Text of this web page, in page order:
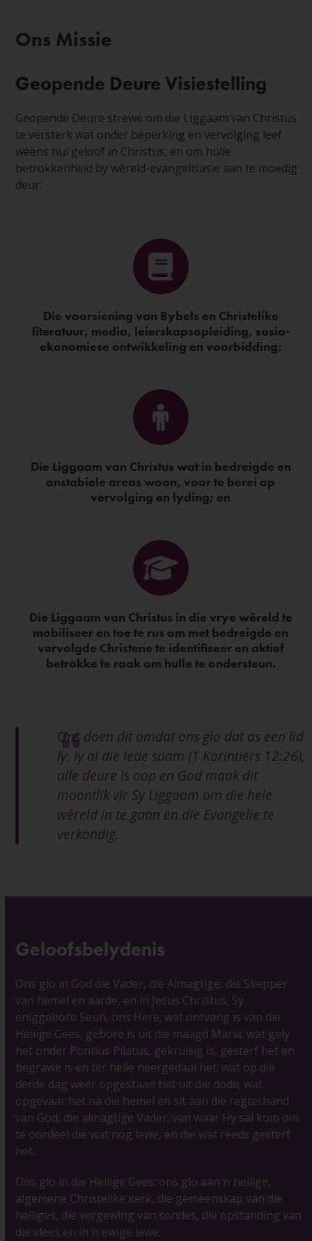
Ons Missie
Geopende Deure Visiestelling
Geopende Deure strewe om die Liggaam van Christus
te versterk wat onder beperking en vervolging leef
weens hul geloof in Christus, en om hulle
betrokkenheid by wêreld-evangelisasie aan te moedig
deur:
Die voorsiening van Bybels en Christelike
literatuur, media, leierskapsopleiding, sosio-
ekonomiese ontwikkeling en voorbidding;
Die Liggaam van Christus wat in bedreigde en
onstabiele areas woon, voor te berei op
vervolging en lyding; en
Die Liggaam van Christus in die vrye wêreld te
mobiliseer en toe te rus om met bedreigde en
vervolgde Christene te identifiseer en aktief
betrokke te raak om hulle te ondersteun.
Ons doen dit omdat ons glo dat as een lid
ly, ly al die lede saam (1 Korintiërs 12:26),
alle deure is oop en God maak dit
moontlik vir Sy Liggaam om die hele
wêreld in te gaan en die Evangelie te
verkondig.
Geloofsbelydenis
Ons glo in God die Vader, die Almagtige, die Skepper
van hemel en aarde, en in Jesus Christus, Sy
eniggebore Seun, ons Here; wat ontvang is van die
Heilige Gees, gebore is uit die maagd Maria; wat gely
het onder Pontius Pilatus, gekruisig is, gesterf het en
begrawe is en ter helle neergedaal het; wat op die
derde dag weer opgestaan het uit die dode; wat
opgevaar het na die hemel en sit aan die regterhand
van God, die almagtige Vader; van waar Hy sal kom om
te oordeel die wat nog lewe, en die wat reeds gesterf
het.
Ons glo in die Heilige Gees; ons glo aan ŉ heilige,
algemene Christelike kerk, die gemeenskap van die
heiliges, die vergewing van sondes, die opstanding van
die vlees en in ŉ ewige lewe.